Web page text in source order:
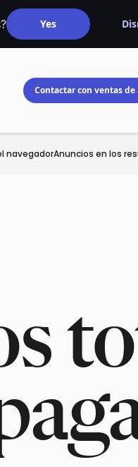
Yes
Contactar con ventas
navegadorAnuncios en los